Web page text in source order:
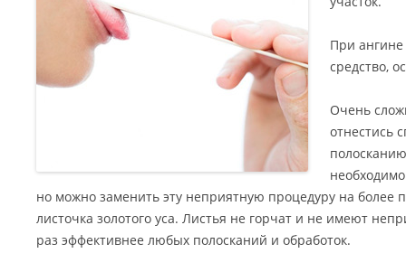
При ангине
средство,
Очень
отнестись
но можно заменить эту неприятную процедуру на более
листочка золотого уса. Листья не горчат и не имеют
раз эффективнее любых полосканий и обработок.